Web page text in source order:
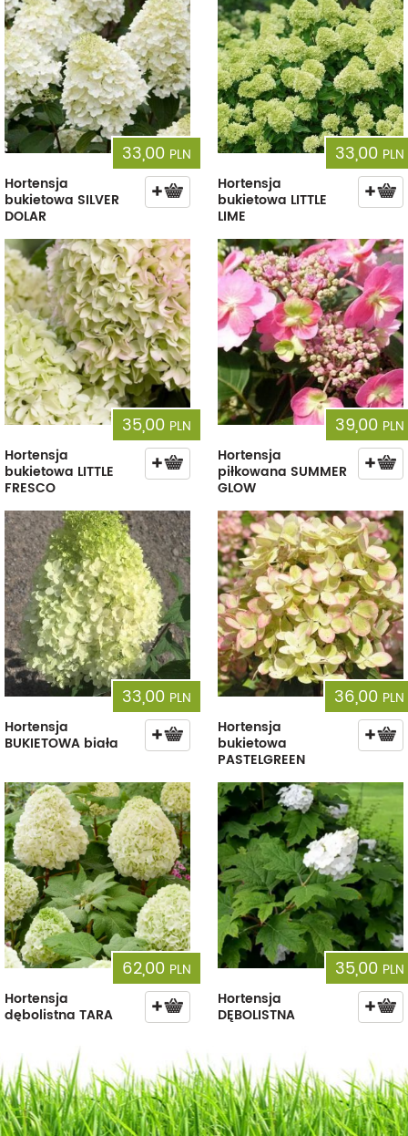
33,00 PLN
Hortensja
bukietowa SILVER
DOLAR
33,00 PLN
Hortensja
bukietowa LITTLE
LIME
35,00 PLN
Hortensja
bukietowa LITTLE
FRESCO
39,00 PLN
Hortensja
piłkowana SUMMER
GLOW
33,00 PLN
Hortensja
BUKIETOWA biała
36,00 PLN
Hortensja
bukietowa
PASTELGREEN
62,00 PLN
Hortensja
dębolistna TARA
35,00 PLN
Hortensja
DĘBOLISTNA